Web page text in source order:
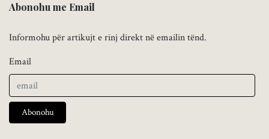
Abonohu me Email
Informohu për artikujt e rinj direkt në emailin tënd.
Email
Abonohu